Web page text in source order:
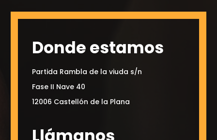
Donde estamos
Partida Rambla de la viuda s/n
Fase II Nave 40
12006 Castellón de la Plana